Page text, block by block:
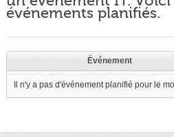
événements planifiés.
Événement
Il n'y a pas d'événement planifié pour le